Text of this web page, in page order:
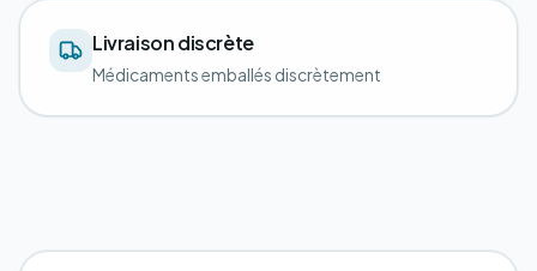
Livraison discrète
Médicaments emballés discrètement